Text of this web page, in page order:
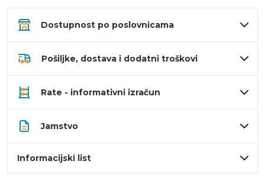
Dostupnost po poslovnicama
Pošiljke, dostava i dodatni troškovi
Rate - informativni izračun
Jamstvo
Informacijski list